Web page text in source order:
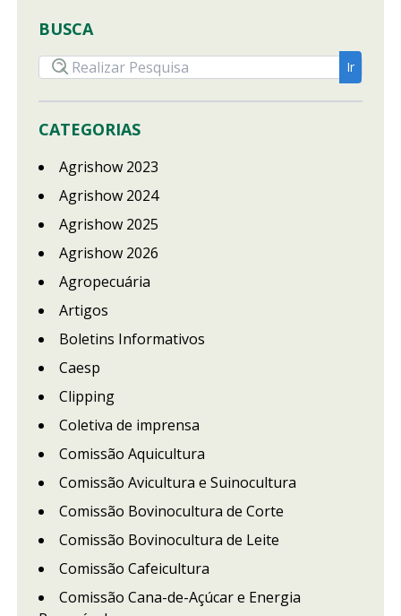
BUSCA
CATEGORIAS
Agrishow 2023
Agrishow 2024
Agrishow 2025
Agrishow 2026
Agropecuária
Artigos
Boletins Informativos
Caesp
Clipping
Coletiva de imprensa
Comissão Aquicultura
Comissão Avicultura e Suinocultura
Comissão Bovinocultura de Corte
Comissão Bovinocultura de Leite
Comissão Cafeicultura
Comissão Cana-de-Açúcar e Energia